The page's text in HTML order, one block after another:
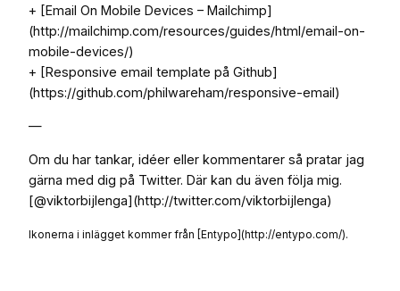
+ [Email On Mobile Devices – Mailchimp]
(http://mailchimp.com/resources/guides/html/email-on-
mobile-devices/)
+ [Responsive email template på Github]
(https://github.com/philwareham/responsive-email)
—
Om du har tankar, idéer eller kommentarer så pratar jag
gärna med dig på Twitter. Där kan du även följa mig.
[@viktorbijlenga](http://twitter.com/viktorbijlenga)
Ikonerna i inlägget kommer från [Entypo](http://entypo.com/).